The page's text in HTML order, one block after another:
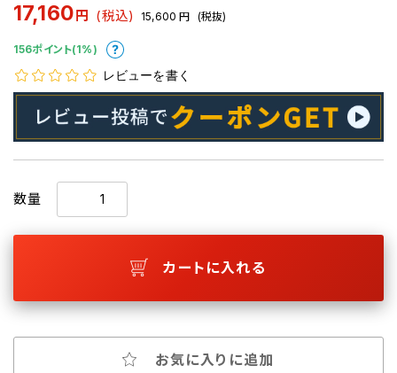
17,160 円 (税込) 15,600 円 (税抜)
156ポイント(1%)
レビューを書く
数量
カートに入れる
お気に入りに追加